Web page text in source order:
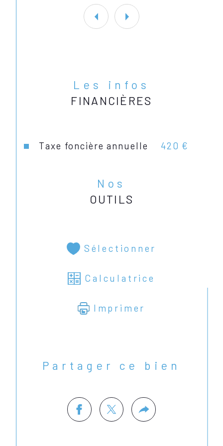
à vendre sur notre site Actimmo
Les infos
FINANCIÈRES
Taxe foncière annuelle 420 €
Nos
OUTILS
Sélectionner
Calculatrice
Imprimer
Partager ce bien